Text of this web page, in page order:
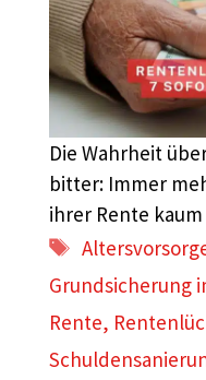
Die Wahrheit
bitter: Immer
ihrer Rente
Schlagwörter
Grundsicherung
Rente,